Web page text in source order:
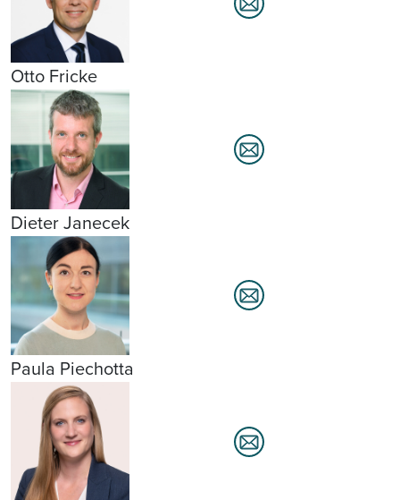
Otto Fricke
Dieter Janecek
Paula Piechotta